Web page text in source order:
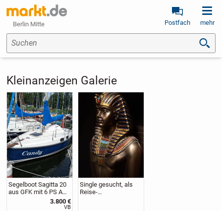
Berlin Mitte Postfach mehr
Suchen
Kleinanzeigen Galerie
Segelboot Sagitta 20
aus GFK mit 6 PS AB-
Motor in gutem3.800 €
VB
Single gesucht, als
Reise-